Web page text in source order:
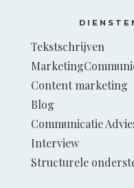
Tekstschrijven
Content marketing
Blog
Communicatie
Interview
Structurele